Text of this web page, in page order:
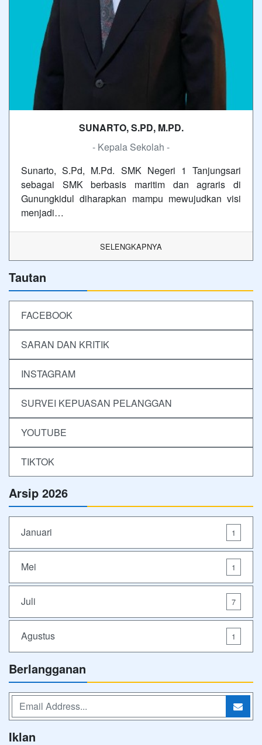
SUNARTO, S.PD, M.PD.
- Kepala Sekolah -
Sunarto, S.Pd, M.Pd. SMK Negeri 1 Tanjungsari
sebagai SMK berbasis maritim dan agraris di
Gunungkidul diharapkan mampu mewujudkan visi
menjadi…
SELENGKAPNYA
Tautan
FACEBOOK
SARAN DAN KRITIK
INSTAGRAM
SURVEI KEPUASAN PELANGGAN
YOUTUBE
TIKTOK
Arsip 2026
Januari 1
Mei 1
Juli 7
Agustus 1
Berlangganan
Iklan